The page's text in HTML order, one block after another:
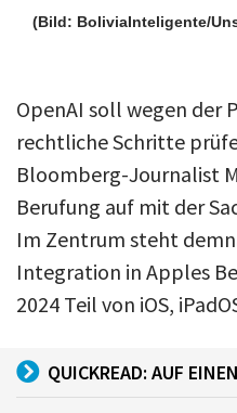
(Bild: BoliviaInteligente/
OpenAI soll wegen der
rechtliche Schritte
Bloomberg-Journalist
Berufung auf mit der
Im Zentrum steht
Integration in Apples
2024 Teil von iOS,
QUICKREAD: AUF